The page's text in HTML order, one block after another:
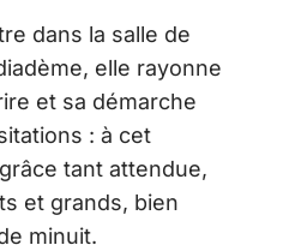
dans la salle de
elle rayonne
et sa démarche
: à cet
tant attendue,
et grands, bien
minuit.